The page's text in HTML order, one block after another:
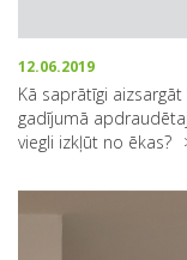
12.06.2019
Kā saprātīgi
gadījumā
viegli izkļūt no ēkas?